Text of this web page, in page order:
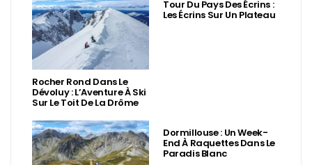
Rocher Rond Dans Le
Dévoluy : L’Aventure À Ski
Sur Le Toit De La Drôme
Tour Du Pays Des Écrins :
Les Écrins Sur Un Plateau
Dormillouse : Un Week-
End À Raquettes Dans Le
Paradis Blanc